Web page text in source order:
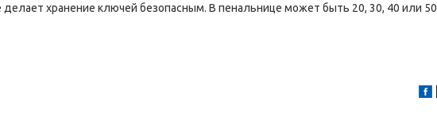
хранение ключей безопасным. В пенальнице может быть 20, 30, 40 или 50